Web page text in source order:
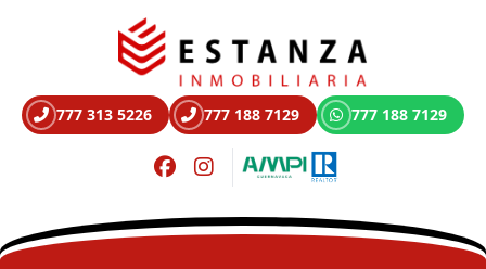
777 313 5226 777 188 7129 777 188 7129